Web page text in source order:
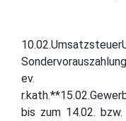
bis zum 14.02.